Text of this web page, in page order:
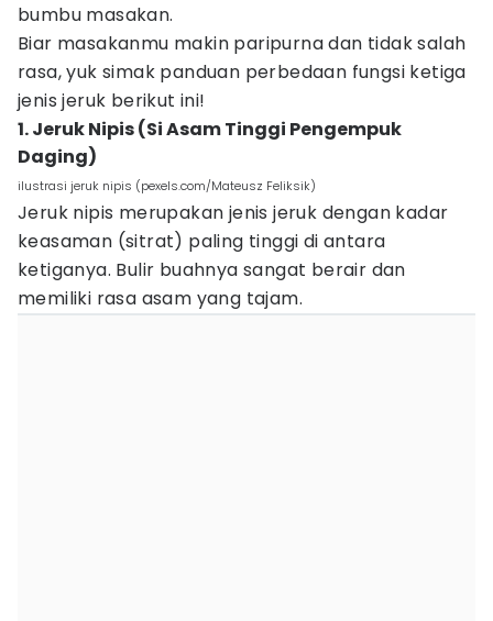
bumbu masakan.
Biar masakanmu makin paripurna dan tidak salah
rasa, yuk simak panduan perbedaan fungsi ketiga
jenis jeruk berikut ini!
1. Jeruk Nipis (Si Asam Tinggi Pengempuk
Daging)
ilustrasi jeruk nipis (pexels.com/Mateusz Feliksik)
Jeruk nipis merupakan jenis jeruk dengan kadar
keasaman (sitrat) paling tinggi di antara
ketiganya. Bulir buahnya sangat berair dan
memiliki rasa asam yang tajam.